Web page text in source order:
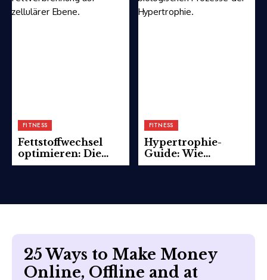
FITNESS
Fettstoffwechsel
optimieren: Die
Wissenschaft
FITNESS
Hypertrophie-
Guide: Wie
Muskelaufbau auf
25 Ways to Make Money
Online, Offline and at